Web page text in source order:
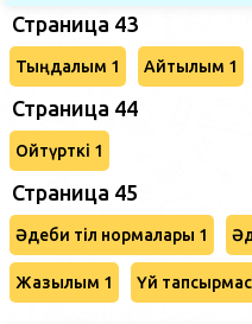
Страница 43
Тыңдалым 1 Айтылым 1
Страница 44
Ойтүрткі 1
Страница 45
Әдеби тіл нормалары 1
Жазылым 1 Үй